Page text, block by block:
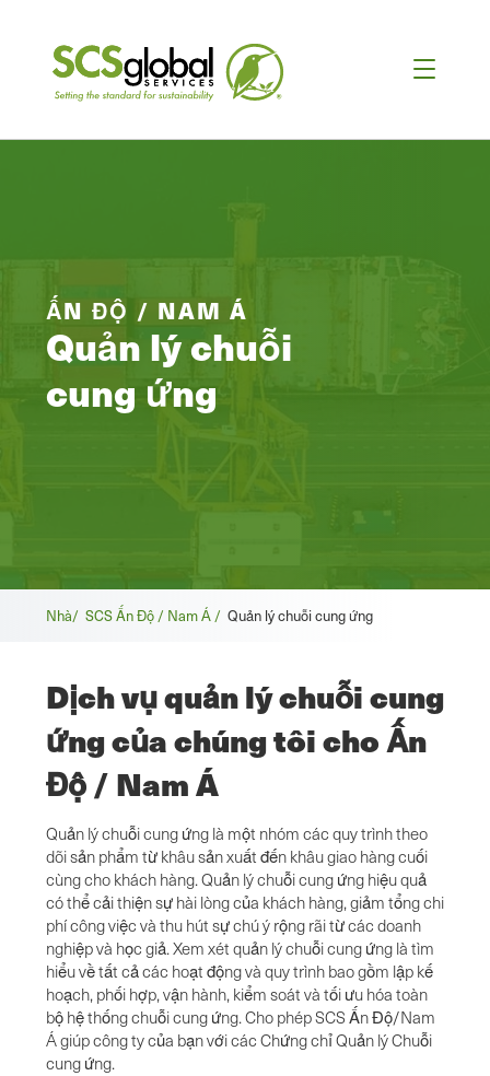
ẤN ĐỘ / NAM Á
Quản lý chuỗi
cung ứng
Vụn
mì
Nhà/ SCS Ấn Độ / Nam Á / Quản lý chuỗi cung ứng
Dịch vụ quản lý chuỗi cung
ứng của chúng tôi cho Ấn
Độ / Nam Á
Quản lý chuỗi cung ứng là một nhóm các quy trình theo
dõi sản phẩm từ khâu sản xuất đến khâu giao hàng cuối
cùng cho khách hàng. Quản lý chuỗi cung ứng hiệu quả
có thể cải thiện sự hài lòng của khách hàng, giảm tổng chi
phí công việc và thu hút sự chú ý rộng rãi từ các doanh
nghiệp và học giả. Xem xét quản lý chuỗi cung ứng là tìm
hiểu về tất cả các hoạt động và quy trình bao gồm lập kế
hoạch, phối hợp, vận hành, kiểm soát và tối ưu hóa toàn
bộ hệ thống chuỗi cung ứng. Cho phép SCS Ấn Độ/Nam
Á giúp công ty của bạn với các Chứng chỉ Quản lý Chuỗi
cung ứng.